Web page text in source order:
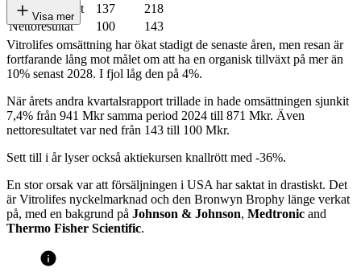
Rörelseresultat
137
218
Nettoresultat
100 143
Visa mer
Vitrolifes omsättning har ökat stadigt de senaste åren, men resan är
fortfarande lång mot målet om att ha en organisk tillväxt på mer än
10% senast 2028. I fjol låg den på 4%.
När årets andra kvartalsrapport trillade in hade omsättningen sjunkit
7,4% från 941 Mkr samma period 2024 till 871 Mkr. Även
nettoresultatet var ned från 143 till 100 Mkr.
Sett till i år lyser också aktiekursen knallrött med -36%.
En stor orsak var att försäljningen i USA har saktat in drastiskt. Det
är Vitrolifes nyckelmarknad och den Bronwyn Brophy länge verkat
på, med en bakgrund på Johnson & Johnson, Medtronic and
Thermo Fisher Scientific.